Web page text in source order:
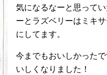
気になるなーと思って
ーとラズベリーはミキ
にしてます。
今までもおいしかった
いしくなりました！